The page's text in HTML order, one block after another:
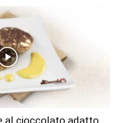
al cioccolato adatto